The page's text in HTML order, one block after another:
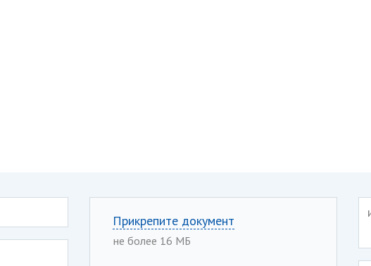
Прикрепите документ
не более 16 МБ